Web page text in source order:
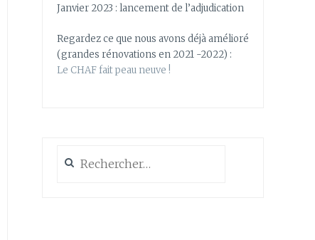
Janvier 2023 : lancement de l’adjudication
Regardez ce que nous avons déjà amélioré
(grandes rénovations en 2021 -2022) :
Le CHAF fait peau neuve !